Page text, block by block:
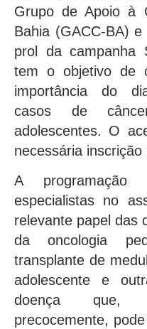
Grupo de Apoio à
Bahia (GACC-BA)
prol da campanha
tem o objetivo de
importância do
casos de
adolescentes. O
necessária inscrição
A programação
especialistas no
relevante papel das
da oncologia
transplante de
adolescente e
doença que,
precocemente,